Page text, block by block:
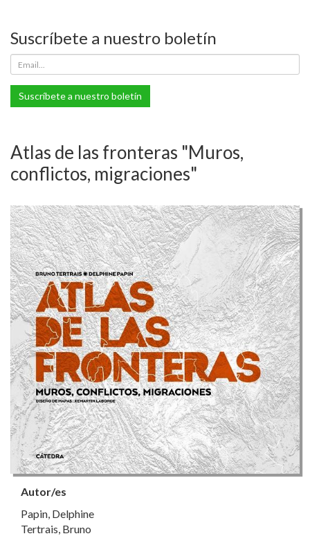
Suscríbete a nuestro boletín
Suscríbete a nuestro boletín
Atlas de las fronteras "Muros,
conflictos, migraciones"
Autor/es
Papin, Delphine
Tertrais, Bruno